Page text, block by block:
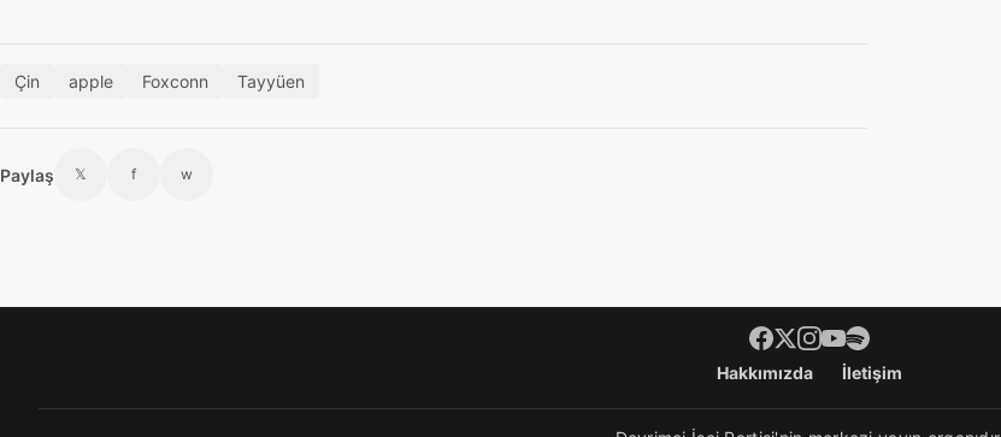
Çin apple Foxconn Tayyüen
Paylaş 𝕏 f w
Hakkımızda İletişim